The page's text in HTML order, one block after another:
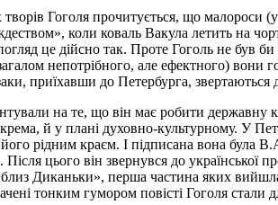
творів Гоголя прочитується, що малороси
коли коваль Вакула летить на
це дійсно так. Проте Гоголь не був
непотрібного, але ефектного)
приїхавши до Петербурга,
на те, що він має робити державну
й у плані духовно-культурному. У
його рідним краєм. І підписана вона була
Після цього він звернувся до
Диканьки», перша частина яких
тонким гумором повісті Гоголя стали